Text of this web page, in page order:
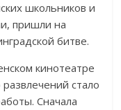
школьников и
пришли на
битве.
кинотеатре
стало
Сначала